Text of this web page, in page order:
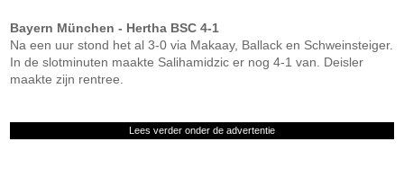
Bayern München - Hertha BSC 4-1
Na een uur stond het al 3-0 via Makaay, Ballack en Schweinsteiger.
In de slotminuten maakte Salihamidzic er nog 4-1 van. Deisler
maakte zijn rentree.
Lees verder onder de advertentie